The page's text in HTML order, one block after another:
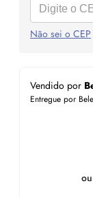
Não sei o CEP
Vendido por
Entregue por